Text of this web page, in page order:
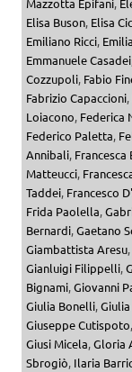
Elisa Buson, Elisa
Emiliano Ricci,
Emmanuele Casadei
Cozzupoli, Fabio
Fabrizio Capaccioni,
Loiacono, Federica
Federico Paletta,
Annibali,
Matteucci,
Taddei, Francesco
Frida Paolella,
Bernardi,Gaetano
Giambattista Aresu
Gianluigi Filippelli,
Bignami,Giovanni
Giulia Bonelli,
Giuseppe Cutispoto
Giusi Micela,Gloria
Sbrogiò, Ilaria